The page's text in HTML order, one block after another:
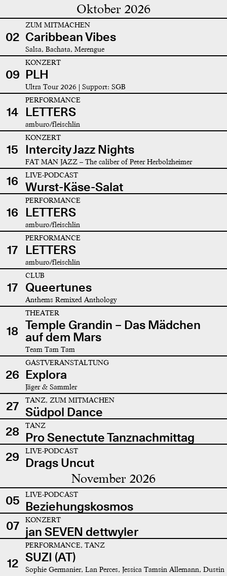
Oktober 2026
02
ZUM MITMACHEN
Caribbean Vibes
Salsa, Bachata, Merengue
09
KONZERT
PLH
Ultra Tour 2026 | Support: SGB
14
PERFORMANCE
LETTERS
amburo/fleischlin
15
KONZERT
Intercity Jazz Nights
FAT MAN JAZZ – The caliber of Peter Herbolzheimer
16 LIVE-PODCAST
Wurst-Käse-Salat
16
PERFORMANCE
LETTERS
amburo/fleischlin
17
PERFORMANCE
LETTERS
amburo/fleischlin
17
CLUB
Queertunes
Anthems Remixed Anthology
18
THEATER
Temple Grandin – Das Mädchen
auf dem Mars
Team Tam Tam
26
GASTVERANSTALTUNG
Explora
Jäger & Sammler
27 TANZ, ZUM MITMACHEN
Südpol Dance
28
TANZ
Pro Senectute Tanznachmittag
29
LIVE-PODCAST
Drags Uncut
November 2026
05 LIVE-PODCAST
Beziehungskosmos
07
KONZERT
jan SEVEN dettwyler
12
PERFORMANCE, TANZ
SUZI (AT)
Sophie Germanier, Lan Perces, Jessica Tamsin Allemann, Dustin